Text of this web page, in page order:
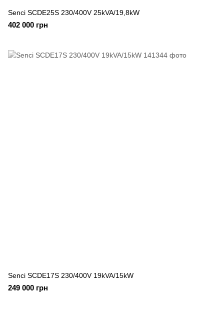
Senci SCDE25S 230/400V 25kVA/19,8kW
402 000 грн
Senci SCDE17S 230/400V 19kVA/15kW
249 000 грн